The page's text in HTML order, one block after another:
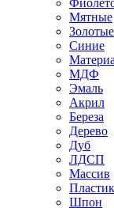
Мятные
Золотые
Синие
МДФ
Эмаль
Акрил
Береза
Дерево
Дуб
ЛДСП
Массив
Пластик
Шпон